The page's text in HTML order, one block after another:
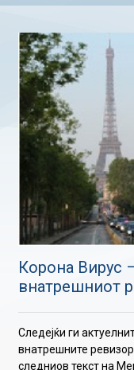
Корона Вирус
внатрешниот
Следејќи ги
внатрешните
следниов текст на